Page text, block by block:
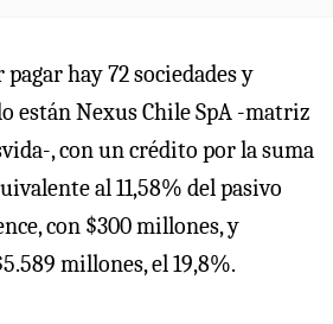
hay 72 sociedades y
están Nexus Chile SpA -matriz
, con un crédito por la suma
al 11,58% del pasivo
con $300 millones, y
millones, el 19,8%.